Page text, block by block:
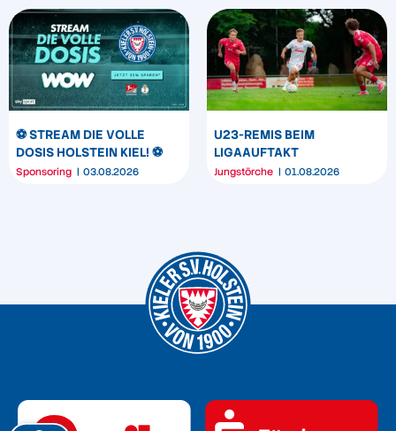
⚽️ STREAM DIE VOLLE
DOSIS HOLSTEIN KIEL! ⚽️
Sponsoring 03.08.2026
U23-REMIS BEIM
LIGAAUFTAKT
Jungstörche 01.08.2026